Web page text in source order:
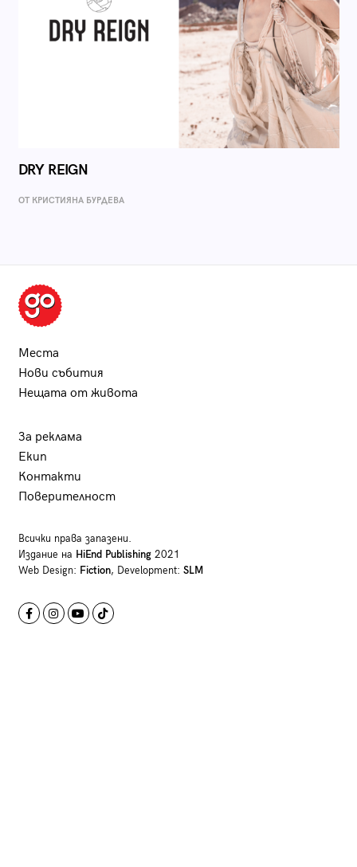
DRY REIGN
ОТ КРИСТИЯНА БУРДЕВА
Места
Нови събития
Нещата от живота
За реклама
Екип
Контакти
Поверителност
Всички права запазени.
Издание на HiEnd Publishing2021
Web Design: Fiction, Development: SLM